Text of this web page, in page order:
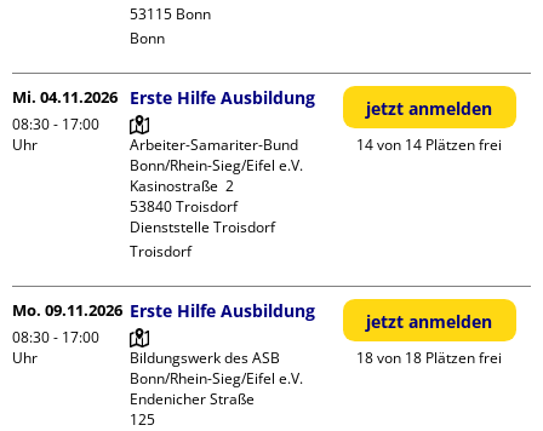
Bonn
Mi. 04.11.2026
08:30 - 17:00
Uhr
Erste Hilfe Ausbildung
Arbeiter-Samariter-Bund
Bonn/Rhein-Sieg/Eifel e.V.
Kasinostraße  2
53840 Troisdorf
Dienststelle Troisdorf
Troisdorf
jetzt anmelden
14 von 14 Plätzen frei
Mo. 09.11.2026
08:30 - 17:00
Uhr
Erste Hilfe Ausbildung
Bildungswerk des ASB
Bonn/Rhein-Sieg/Eifel e.V.
Endenicher Straße
125
jetzt anmelden
18 von 18 Plätzen frei